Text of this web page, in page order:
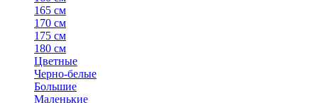
165 см
170 см
175 см
180 см
Цветные
Черно-белые
Большие
Маленькие